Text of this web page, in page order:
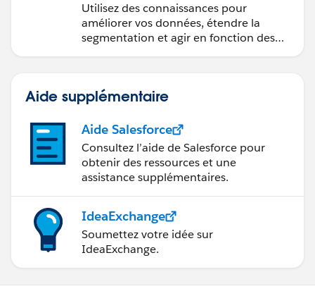
Utilisez des connaissances pour
améliorer vos données, étendre la
segmentation et agir en fonction des
données.
Aide supplémentaire
Aide Salesforce
Consultez l’aide de Salesforce pour
obtenir des ressources et une
assistance supplémentaires.
IdeaExchange
Soumettez votre idée sur
IdeaExchange.